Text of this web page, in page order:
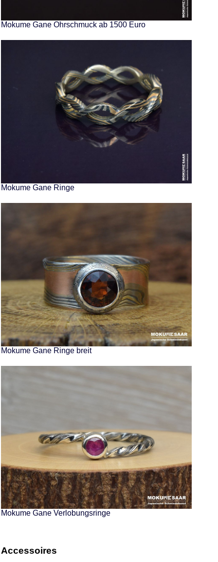
Mokume Gane Ohrschmuck ab 1500 Euro
Mokume Gane Ringe
Mokume Gane Ringe breit
Mokume Gane Verlobungsringe
Accessoires